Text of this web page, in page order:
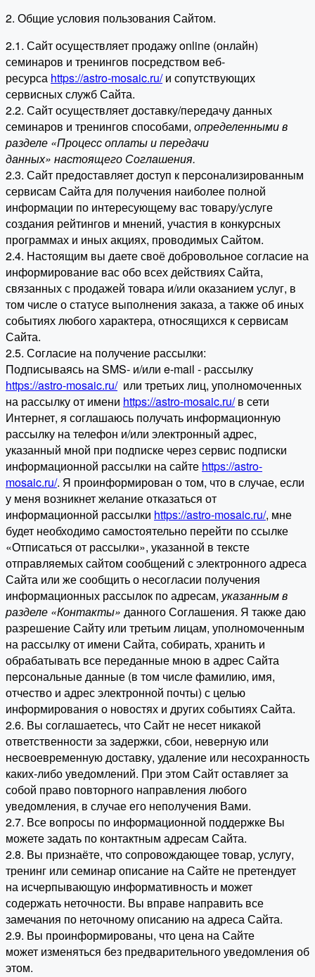
2. Общие условия пользования Сайтом.
2.1. Сайт осуществляет продажу online (онлайн)
семинаров и тренингов посредством веб-
ресурса https://astro-mosaic.ru/и сопутствующих
сервисных служб Сайта.
2.2. Сайт осуществляет доставку/передачу данных
семинаров и тренингов способами, определенными в
разделе «Процесс оплаты и передачи
данных» настоящего Соглашения.
2.3. Сайт предоставляет доступ к персонализированным
сервисам Сайта для получения наиболее полной
информации по интересующему вас товару/услуге
создания рейтингов и мнений, участия в конкурсных
программах и иных акциях, проводимых Сайтом.
2.4. Настоящим вы даете своё добровольное согласие на
информирование вас обо всех действиях Сайта,
связанных с продажей товара и/или оказанием услуг, в
том числе о статусе выполнения заказа, а также об иных
событиях любого характера, относящихся к сервисам
Сайта.
2.5. Согласие на получение рассылки:
Подписываясь на SMS- и/или e-mail - рассылку
https://astro-mosaic.ru/или третьих лиц, уполномоченных
на рассылку от имени https://astro-mosaic.ru/в сети
Интернет, я соглашаюсь получать информационную
рассылку на телефон и/или электронный адрес,
указанный мной при подписке через сервис подписки
информационной рассылки на сайте https://astro-
mosaic.ru/. Я проинформирован о том, что в случае, если
у меня возникнет желание отказаться от
информационной рассылки https://astro-mosaic.ru/, мне
будет необходимо самостоятельно перейти по ссылке
«Отписаться от рассылки», указанной в тексте
отправляемых сайтом сообщений с электронного адреса
Сайта или же сообщить о несогласии получения
информационных рассылок по адресам, указанным в
разделе «Контакты» данного Соглашения. Я также даю
разрешение Сайту или третьим лицам, уполномоченным
на рассылку от имени Сайта, собирать, хранить и
обрабатывать все переданные мною в адрес Сайта
персональные данные (в том числе фамилию, имя,
отчество и адрес электронной почты) с целью
информирования о новостях и других событиях Сайта.
2.6. Вы соглашаетесь, что Сайт не несет никакой
ответственности за задержки, сбои, неверную или
несвоевременную доставку, удаление или несохранность
каких-либо уведомлений. При этом Сайт оставляет за
собой право повторного направления любого
уведомления, в случае его неполучения Вами.
2.7. Все вопросы по информационной поддержке Вы
можете задать по контактным адресам Сайта.
2.8. Вы признаёте, что сопровождающее товар, услугу,
тренинг или семинар описание на Сайте не претендует
на исчерпывающую информативность и может
содержать неточности. Вы вправе направить все
замечания по неточному описанию на адреса Сайта.
2.9. Вы проинформированы, что цена на Сайте
может изменяться без предварительного уведомления об
этом.